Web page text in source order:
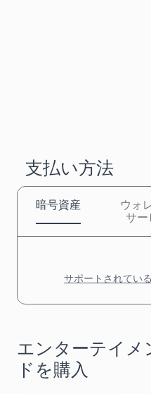
支払い方法
暗号資産
ウォ
サー
サポートされてい
エンターテイメ
ドを購入